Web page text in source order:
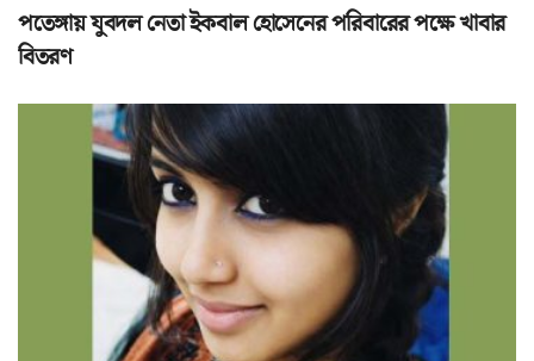
পতেঙ্গায় যুবদল নেতা ইকবাল হোসেনের পরিবারের পক্ষে খাবার
বিতরণ